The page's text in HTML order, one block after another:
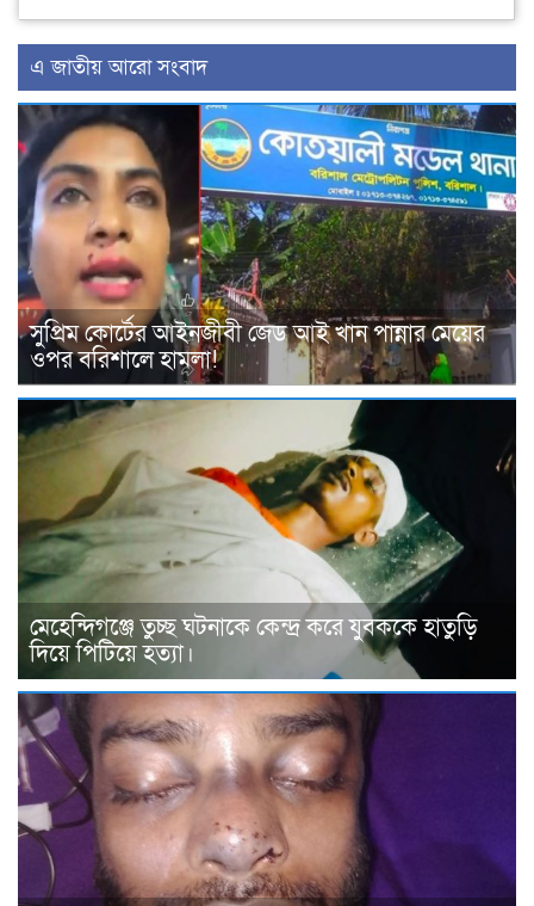
এ জাতীয় আরো সংবাদ
সুপ্রিম কোর্টের আইনজীবী জেড আই খান পান্নার মেয়ের
ওপর বরিশালে হামলা!
মেহেন্দিগঞ্জে তুচ্ছ ঘটনাকে কেন্দ্র করে যুবককে হাতুড়ি
দিয়ে পিটিয়ে হত্যা।